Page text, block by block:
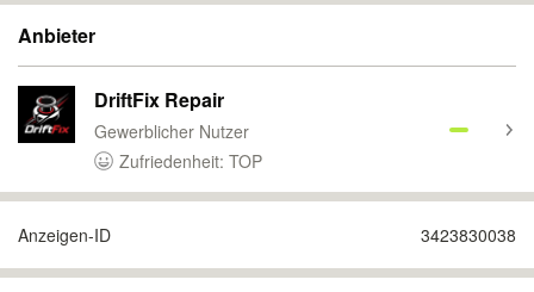
Anbieter
DriftFix Repair
Gewerblicher Nutzer
Zufriedenheit: TOP
Anzeigen-ID 3423830038